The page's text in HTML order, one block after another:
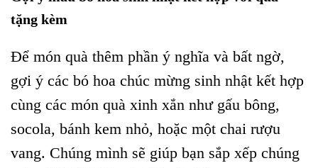
tặng kèm
Để món quà thêm phần ý nghĩa và bất ngờ,
gợi ý các bó hoa chúc mừng sinh nhật kết hợp
cùng các món quà xinh xắn như gấu bông,
socola, bánh kem nhỏ, hoặc một chai rượu
vang. Chúng mình sẽ giúp bạn sắp xếp chúng